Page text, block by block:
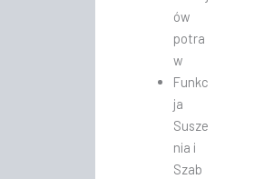
ów
potra
w
Funkc
ja
Susze
nia i
Szab